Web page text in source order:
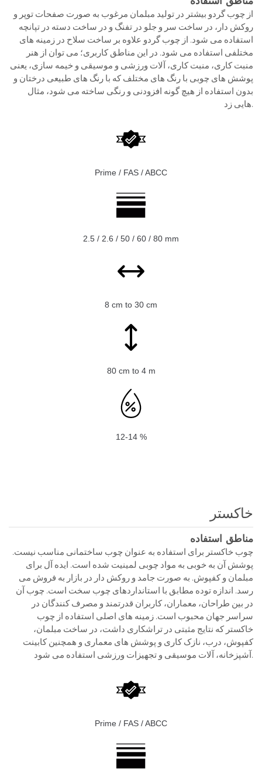
از چوب گردو بیشتر در تولید مبلمان مرغوب به صورت صفحات توپر و
روکش دار، در ساخت سر و جلو در تفنگ و در ساخت دسته در تپانچه
استفاده می شود. از چوب گردو علاوه بر ساخت سلاح در زمینه های
مختلفی استفاده می شود. در این مناطق کاربری؛ می توان از هنر
منبت کاری، منبت کاری، آلات ورزشی و موسیقی و خیمه سازی، یعنی
پوشش های چوبی با رنگ های مختلف که با رنگ های طبیعی درختان و
بدون استفاده از هیچ گونه افزودنی و رنگی ساخته می شود، مثال
هایی زد.
Prime / FAS / ABCC
2.5 / 2.6 / 50 / 60 / 80 mm
8 cm to 30 cm
80 cm to 4 m
12-14 %
خاکستر
مناطق استفاده
چوب خاکستر برای استفاده به عنوان چوب ساختمانی مناسب نیست.
پوشش آن به خوبی به مواد چوبی لمینیت شده است. ایده آل برای
مبلمان و کفپوش. به صورت جامد و روکش دار در بازار به فروش می
رسد. اندازه توده مطابق با استانداردهای چوب سخت است. چوب آن
در بین طراحان، معماران، کاربران قدرتمند و مصرف کنندگان در
سراسر جهان محبوب است. زمینه های اصلی استفاده از چوب
خاکستر که نتایج مثبتی در تراشکاری داشت، در ساخت مبلمان،
کفپوش، درب، نازک کاری و پوشش های معماری و همچنین کابینت
آشپزخانه، آلات موسیقی و تجهیزات ورزشی استفاده می شود.
Prime / FAS / ABCC